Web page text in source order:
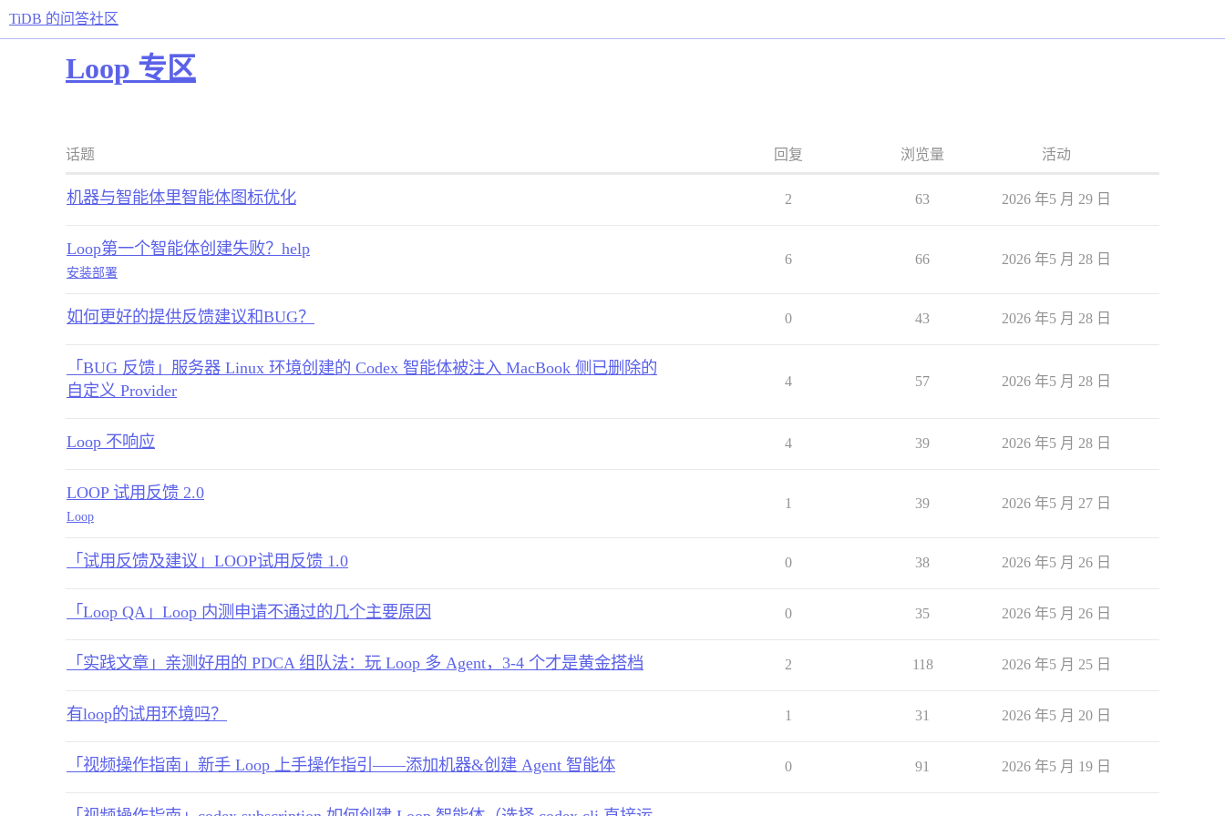
TiDB 的问答社区
Loop 专区
话题 回复 浏览量 活动
机器与智能体里智能体图标优化 2 63 2026 年5 月 29 日
Loop第一个智能体创建失败？help
安装部署
6 66 2026 年5 月 28 日
如何更好的提供反馈建议和BUG？ 0 43 2026 年5 月 28 日
「BUG 反馈」服务器 Linux 环境创建的 Codex 智能体被注入 MacBook 侧已删除的
自定义 Provider
4 57 2026 年5 月 28 日
Loop 不响应 4 39 2026 年5 月 28 日
LOOP 试用反馈 2.0
Loop
1 39 2026 年5 月 27 日
「试用反馈及建议」LOOP试用反馈 1.0 0 38 2026 年5 月 26 日
「Loop QA」Loop 内测申请不通过的几个主要原因 0 35 2026 年5 月 26 日
「实践文章」亲测好用的 PDCA 组队法：玩 Loop 多 Agent，3-4 个才是黄金搭档 2 118 2026 年5 月 25 日
有loop的试用环境吗？ 1 31 2026 年5 月 20 日
「视频操作指南」新手 Loop 上手操作指引——添加机器&创建 Agent 智能体 0 91 2026 年5 月 19 日